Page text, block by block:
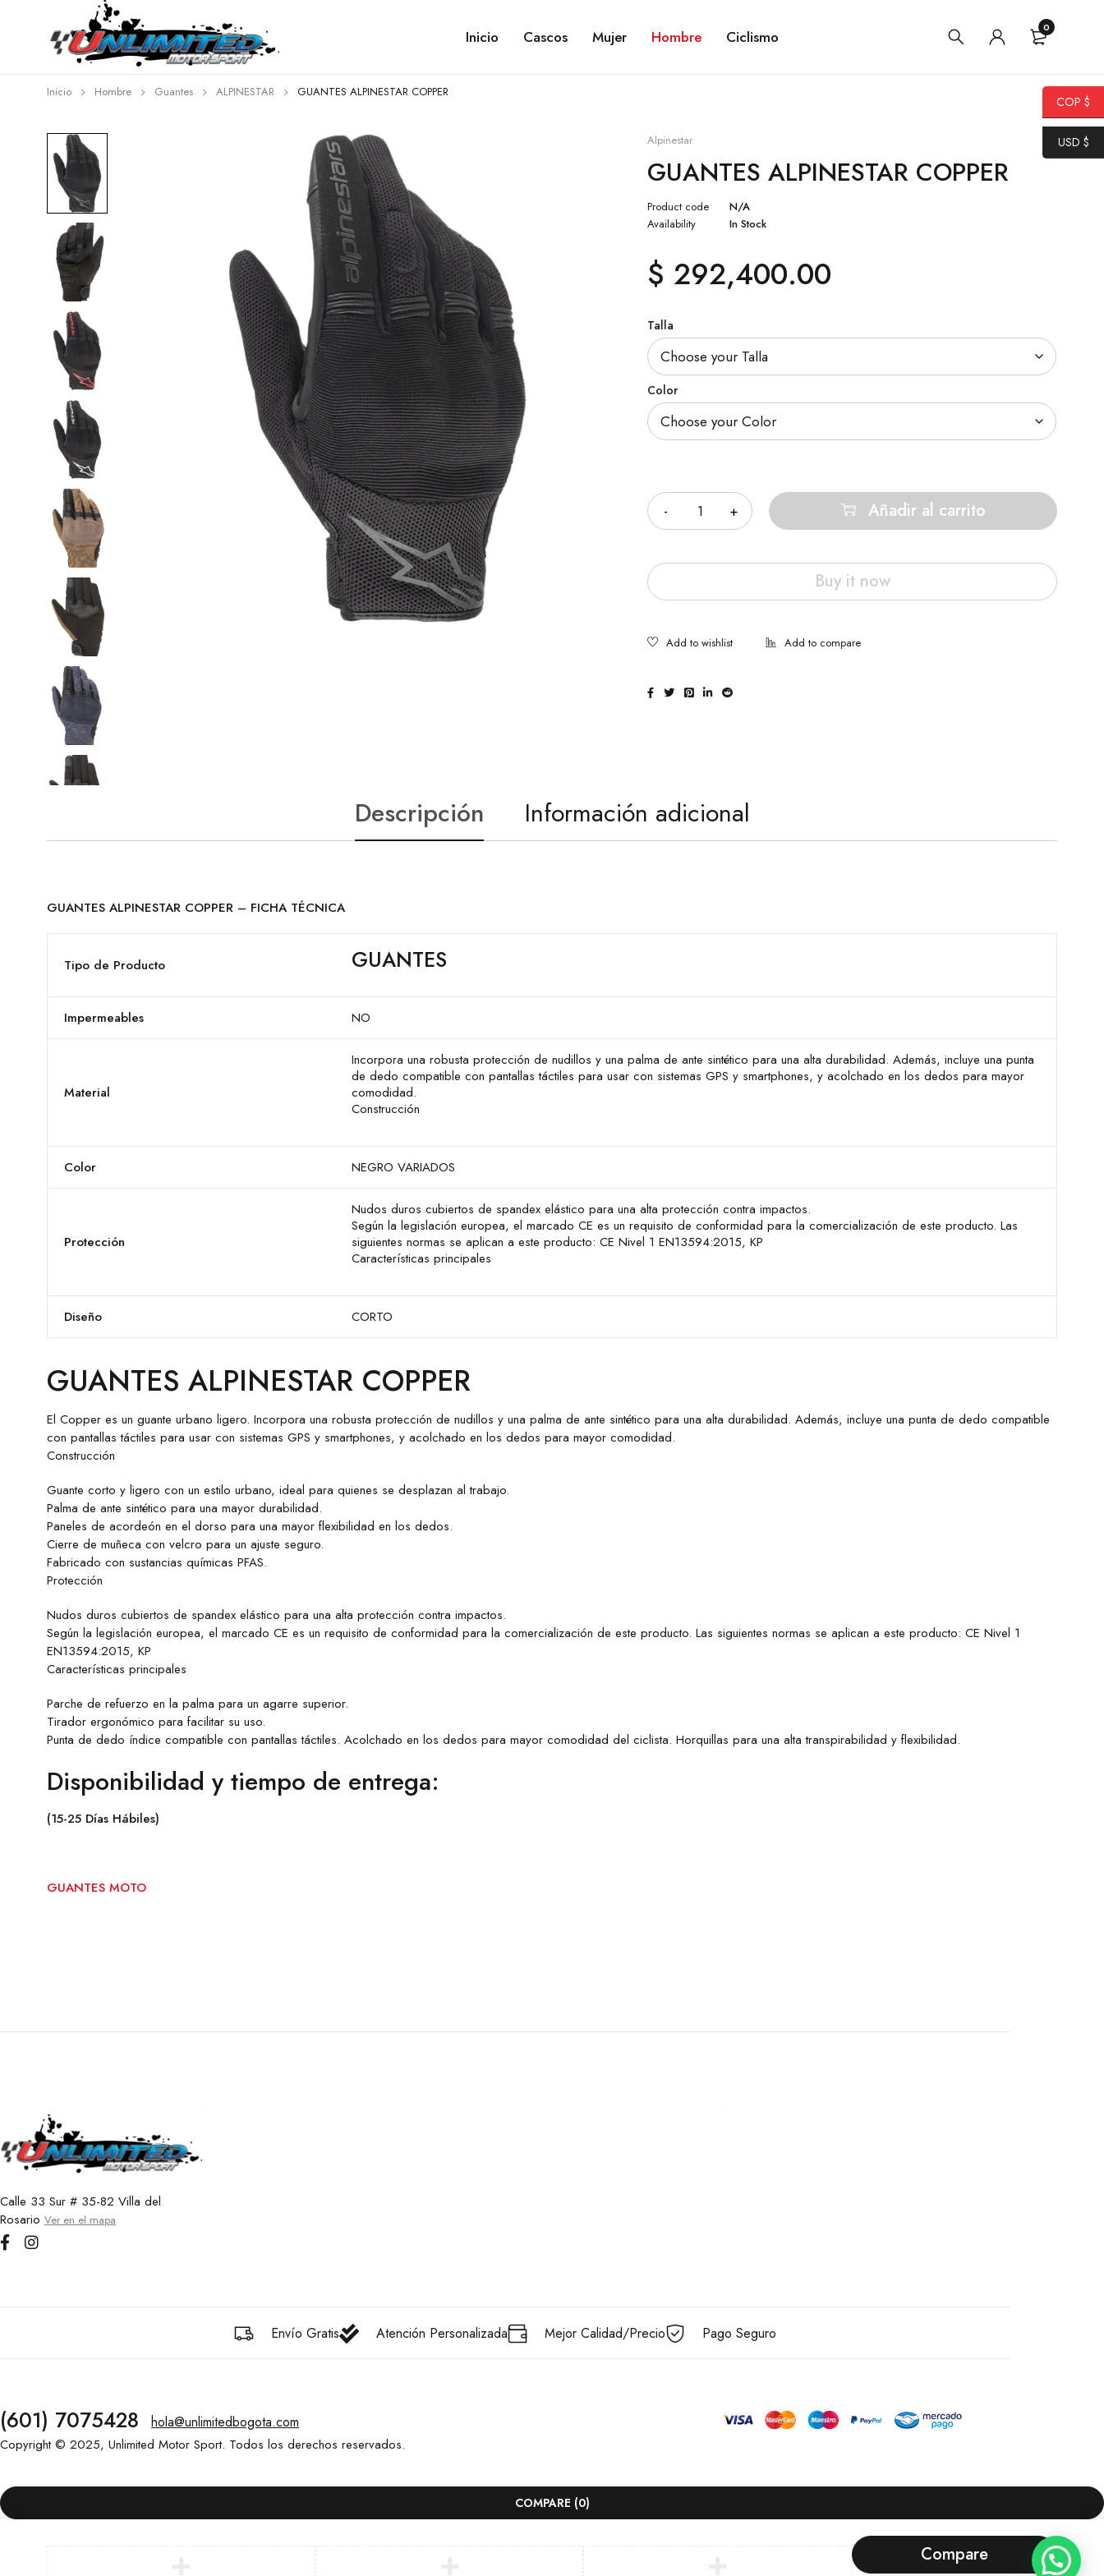
Inicio Cascos Mujer Hombre Ciclismo 0
Inicio Hombre Guantes ALPINESTAR GUANTES ALPINESTAR COPPER
Alpinestar
GUANTES ALPINESTAR COPPER
Product code
N/A
Availability
In Stock
$ 292,400.00
Talla
Color
Añadir al carrito
Buy it now
Descripción Información adicional
GUANTES ALPINESTAR COPPER – FICHA TÉCNICA
Tipo de Producto GUANTES
Impermeables NO
Material
Incorpora una robusta protección de nudillos y una palma de ante sintético para una alta durabilidad. Además, incluye una punta
de dedo compatible con pantallas táctiles para usar con sistemas GPS y smartphones, y acolchado en los dedos para mayor
comodidad.
Construcción
Color NEGRO VARIADOS
Protección
Nudos duros cubiertos de spandex elástico para una alta protección contra impactos.
Según la legislación europea, el marcado CE es un requisito de conformidad para la comercialización de este producto. Las
siguientes normas se aplican a este producto: CE Nivel 1 EN13594:2015, KP
Características principales
Diseño CORTO
GUANTES ALPINESTAR COPPER
El Copper es un guante urbano ligero. Incorpora una robusta protección de nudillos y una palma de ante sintético para una alta durabilidad. Además, incluye una punta de dedo compatible
con pantallas táctiles para usar con sistemas GPS y smartphones, y acolchado en los dedos para mayor comodidad.
Construcción
Guante corto y ligero con un estilo urbano, ideal para quienes se desplazan al trabajo.
Palma de ante sintético para una mayor durabilidad.
Paneles de acordeón en el dorso para una mayor flexibilidad en los dedos.
Cierre de muñeca con velcro para un ajuste seguro.
Fabricado con sustancias químicas PFAS.
Protección
Nudos duros cubiertos de spandex elástico para una alta protección contra impactos.
Según la legislación europea, el marcado CE es un requisito de conformidad para la comercialización de este producto. Las siguientes normas se aplican a este producto: CE Nivel 1
EN13594:2015, KP
Características principales
Parche de refuerzo en la palma para un agarre superior.
Tirador ergonómico para facilitar su uso.
Punta de dedo índice compatible con pantallas táctiles. Acolchado en los dedos para mayor comodidad del ciclista. Horquillas para una alta transpirabilidad y flexibilidad.
Disponibilidad y tiempo de entrega:
(15-25 Días Hábiles)
GUANTES MOTO
Calle 33 Sur # 35-82 Villa del
Rosario Ver en el mapa
Envío Gratis Atención Personalizada Mejor Calidad/Precio Pago Seguro
(601) 7075428 hola@unlimitedbogota.com
Copyright © 2025, Unlimited Motor Sport. Todos los derechos reservados.
COP $
USD $
COMPARE (0)
Compare